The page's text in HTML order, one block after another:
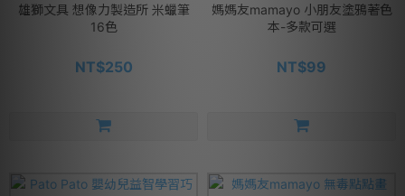
雄獅文具 想像力製造所 米蠟筆
16色
NT$250
媽媽友mamayo 小朋友塗鴉著色
本-多款可選
NT$99